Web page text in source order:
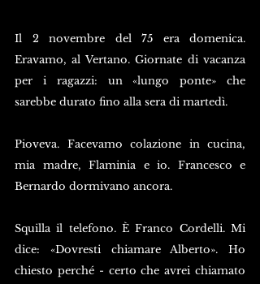
Il 2 novembre del 75 era domenica.
Eravamo, al Vertano. Giornate di vacanza
per i ragazzi: un «lungo ponte» che
sarebbe durato fino alla sera di martedì.
Pioveva. Facevamo colazione in cucina,
mia madre, Flaminia e io. Francesco e
Bernardo dormivano ancora.
Squilla il telefono. È Franco Cordelli. Mi
dice: «Dovresti chiamare Alberto». Ho
chiesto perché - certo che avrei chiamato